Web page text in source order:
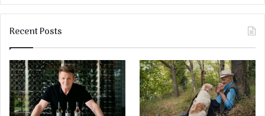
Recent Posts